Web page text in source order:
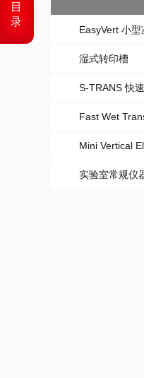
EasyVert 小
湿式转印槽
S-TRANS 快
Fast Wet
Mini Vertical
实验室常规仪
目
录